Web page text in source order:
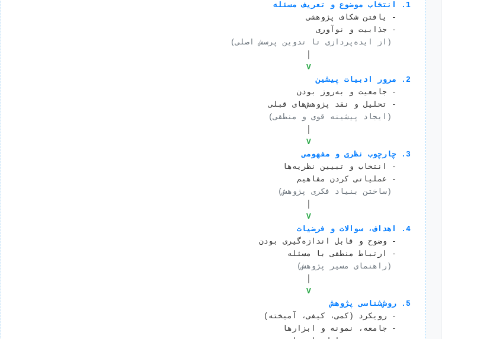
1. انتخاب موضوع و تعریف مسئله
(از ایده‌پردازی تا تدوین پرسش اصلی)
2. مرور ادبیات پیشین
(ایجاد پیشینه قوی و منطقی)
3. چارچوب نظری و مفهومی
(ساختن بنیاد فکری پژوهش)
4. اهداف، سوالات و فرضیات
(راهنمای مسیر پژوهش)
5. روش‌شناسی پژوهش